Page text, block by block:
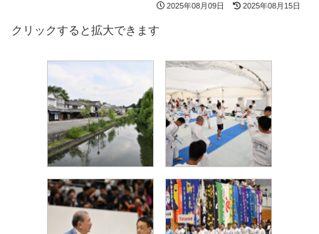
2025年08月09日 2025年08月15日
クリックすると拡大できます